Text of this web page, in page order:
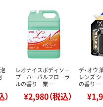
レオナイスボディソー
プ ハーバルフローラ
ルの香り 業…
¥2,980（税込）
デ・オウ
レンズ
の香り …